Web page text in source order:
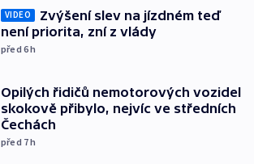
VIDEO
Zvýšení slev na jízdném teď
není priorita, zní z vlády
před 6h
Opilých řidičů nemotorových vozidel
skokově přibylo, nejvíc ve středních
Čechách
před 7h